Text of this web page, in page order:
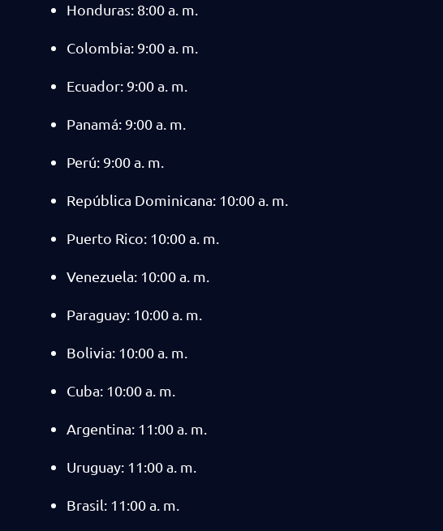
Honduras: 8:00 a. m.
Colombia: 9:00 a. m.
Ecuador: 9:00 a. m.
Panamá: 9:00 a. m.
Perú: 9:00 a. m.
República Dominicana: 10:00 a. m.
Puerto Rico: 10:00 a. m.
Venezuela: 10:00 a. m.
Paraguay: 10:00 a. m.
Bolivia: 10:00 a. m.
Cuba: 10:00 a. m.
Argentina: 11:00 a. m.
Uruguay: 11:00 a. m.
Brasil: 11:00 a. m.